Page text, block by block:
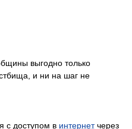
выгодно только
и ни на шаг не
с доступом в интернетчерез